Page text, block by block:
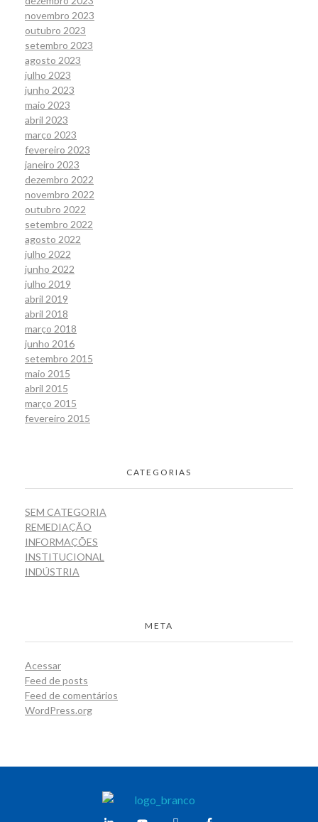
novembro 2023
outubro 2023
setembro 2023
agosto 2023
julho 2023
junho 2023
maio 2023
abril 2023
março 2023
fevereiro 2023
janeiro 2023
dezembro 2022
novembro 2022
outubro 2022
setembro 2022
agosto 2022
julho 2022
junho 2022
julho 2019
abril 2019
abril 2018
março 2018
junho 2016
setembro 2015
maio 2015
abril 2015
março 2015
fevereiro 2015
CATEGORIAS
SEM CATEGORIA
REMEDIAÇÃO
INFORMAÇÕES
INSTITUCIONAL
INDÚSTRIA
META
Acessar
Feed de posts
Feed de comentários
WordPress.org